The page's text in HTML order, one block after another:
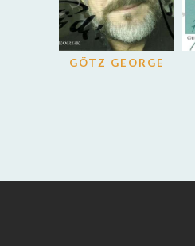
GÖTZ GEORGE